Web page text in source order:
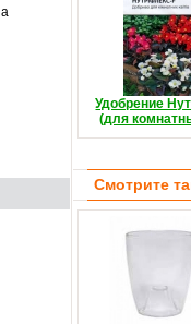
Удобрение
(для
Смотрите